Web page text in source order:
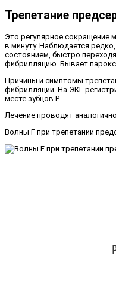
Трепетание
Это регулярное сокращение
в минуту. Наблюдается
состоянием, быстро
фибрилляцию. Бывает
Причины и симптомы
фибрилляции. На ЭКГ
месте зубцов Р.
Лечение проводят
Волны F при трепетании